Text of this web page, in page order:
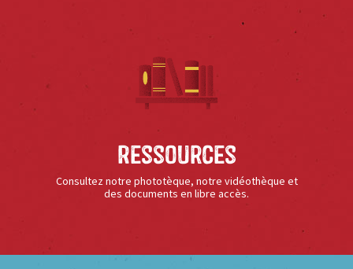
Ressources
Consultez notre phototèque, notre vidéothèque et
des documents en libre accès.